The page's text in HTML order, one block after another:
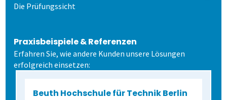
Audit-Log
Die Prüfungssicht
Praxisbeispiele & Referenzen
Erfahren Sie, wie andere Kunden unsere Lösungen
erfolgreich einsetzen:
Beuth Hochschule für Technik Berlin